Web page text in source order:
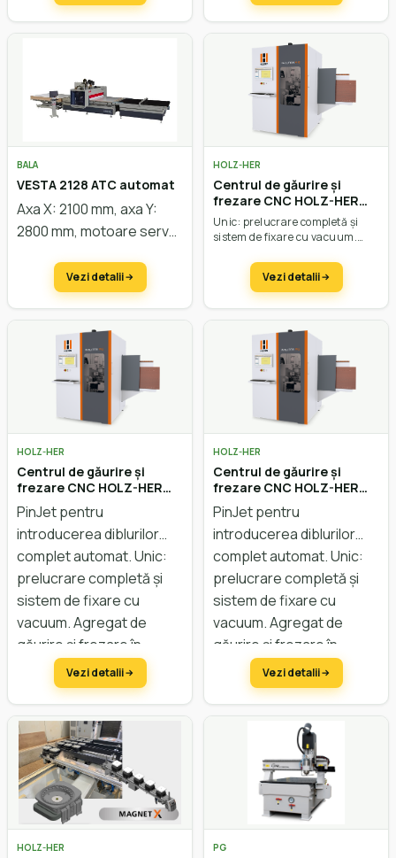
schimbător de
BALA
VESTA 2128 ATC automat
Axa X: 2100 mm, axa Y:
2800 mm, motoare servo,
vacuum,alimentare,
curățare și
motor 8,5/11 kW,
schimbător de
sculelinear
Vezi detalii
HOLZ-HER
Centrul de găurire și
frezare CNC HOLZ-HER
Evolution 7402 4mat
Unic: prelucrare completă și
sistem de fixare cu vacuum.
Prelucrări în X: 200 – 2500 mm.
Vezi detalii
HOLZ-HER
Centrul de găurire și
frezare CNC HOLZ-HER
Evolution 7402 PinJet
PinJet pentru
introducerea diblurilor
complet automat. Unic:
prelucrare completă și
sistem de fixare cu
vacuum. Agregat de
găurire și frezare în
dotarea standard.
Vezi detalii
HOLZ-HER
Centrul de găurire și
frezare CNC HOLZ-HER
Evolution 7402 PinJet
PinJet pentru
introducerea diblurilor
complet automat. Unic:
prelucrare completă și
sistem de fixare cu
vacuum. Agregat de
găurire și frezare în
dotarea standard.
Vezi detalii
HOLZ-HER PG